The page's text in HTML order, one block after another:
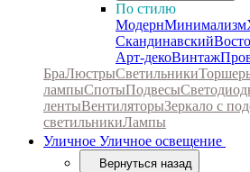
По стилю
МодернМинимализм
Скандинавский
Арт-декоВинтаж
БраЛюстрыСветильники
лампыСпотыПодвесы
лентыВентиляторыЗеркало с
светильникиЛампы
Уличное Уличное освещение
Вернуться назад